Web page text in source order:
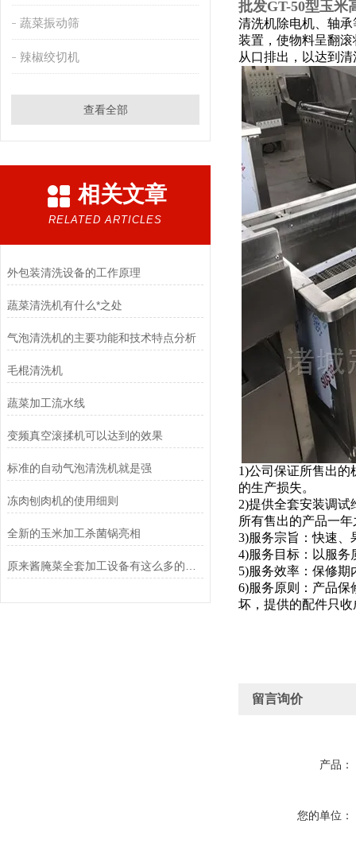
蔬菜振动筛
辣椒绞切机
查看全部
相关文章
RELATED ARTICLES
外包装清洗设备的工作原理
蔬菜清洗机有什么*之处
气泡清洗机的主要功能和技术特点分析
毛棍清洗机
蔬菜加工流水线
变频真空滚揉机可以达到的效果
标准的自动气泡清洗机就是强
冻肉刨肉机的使用细则
全新的玉米加工杀菌锅亮相
批发GT-50型玉米
清洗机除电机、轴
装置，使物料呈翻
从口排出，以达到
1)公司保证所售出
的生产损失。
2)提供全套安装调
所有售出的产品一
3)服务宗旨：快速
4)服务目标：以服务
5)服务效率：保修
6)服务原则：产品保
坏，提供的配件只
留言询价
产品：
您的单位：